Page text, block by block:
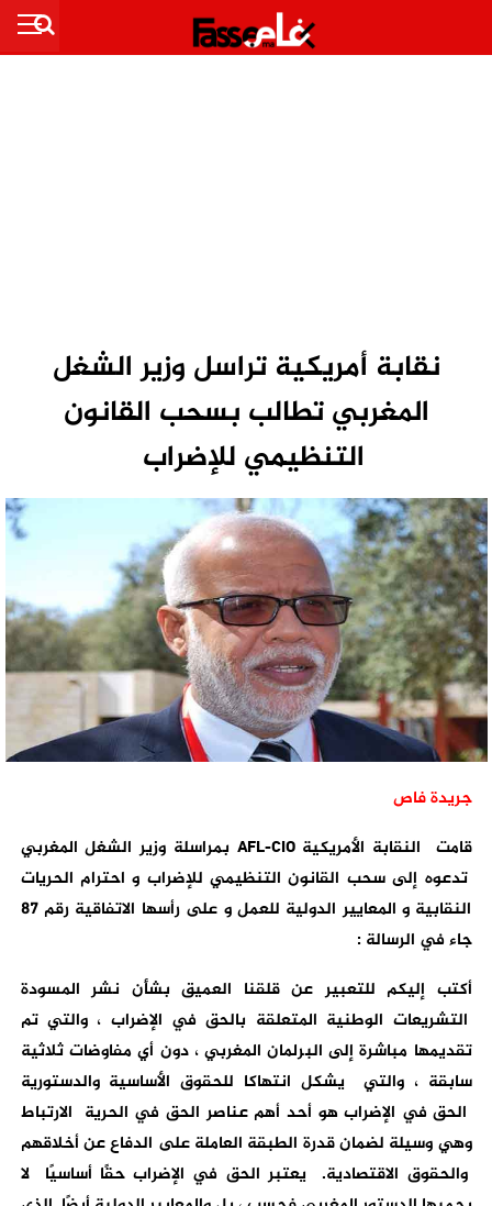
نقابة أمريكية تراسل وزير الشغل
المغربي تطالب بسحب القانون
التنظيمي للإضراب
جريدة فاص
قامت النقابة الأمريكيةAFL-CIO بمراسلة وزير الشغل المغربي
تدعوه إلى سحب القانون التنظيمي للإضراب و احترام الحريات
النقابية و المعايير الدولية للعمل و على رأسها الاتفاقية رقم 87
جاء في الرسالة :
أكتب إليكم للتعبير عن قلقنا العميق بشأن نشر المسودة
التشريعات الوطنية المتعلقة بالحق في الإضراب ، والتي تم
تقديمها مباشرة إلى البرلمان المغربي ، دون أي مفاوضات ثلاثية
سابقة ، والتي يشكل انتهاكا للحقوق الأساسية والدستورية
الحق في الإضراب هو أحد أهم عناصر الحق في الحرية الارتباط
وهي وسيلة لضمان قدرة الطبقة العاملة على الدفاع عن أخلاقهم
والحقوق الاقتصادية. يعتبر الحق في الإضراب حقًا أساسيًا لا